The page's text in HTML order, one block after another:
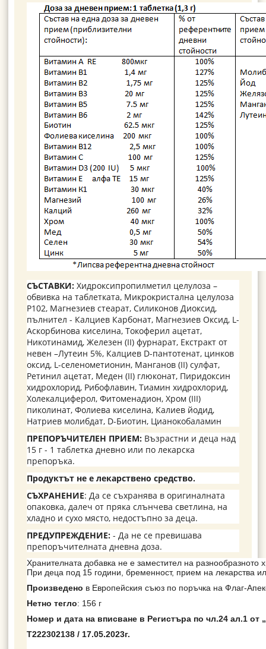
СЪСТАВКИ: Хидроксипропилметил целулоза –
обвивка на таблетката, Микрокристална целулоза
P102, Магнезиев стеарат, Силиконов Диоксид,
пълнител - Калциев Карбонат, Магнезиев Оксид, L-
Аскорбинова киселина, Токоферил ацетат,
Никотинамид, Железен (II) фурнарат, Екстракт от
невен –Лутеин 5%, Калциев D-пантотенат, цинков
оксид, L-селенометионин, Манганов (II) сулфат,
Ретинил ацетат, Меден (II) глюконат, Пиридоксин
хидрохлорид, Рибофлавин, Тиамин хидрохлорид,
Холекалциферол, Фитоменадион, Хром (III)
пиколинат, Фолиева киселина, Калиев йодид,
Натриев молибдат, D-Биотин, Цианокобаламин
ПРЕПОРЪЧИТЕЛЕН ПРИЕМ: Възрастни и деца над
15 г - 1 таблетка дневно или по лекарска
препоръка.
Продуктът не е лекарствено средство.
СЪХРАНЕНИЕ: Да се съхранява в оригиналната
опаковка, далеч от пряка слънчева светлина, на
хладно и сухо място, недостъпно за деца.
ПРЕДУПРЕЖДЕНИЕ: - Да не се превишава
препоръчителната дневна доза.
Хранителната добавка не е заместител на разнообразното
При деца под 15 години, бременност, прием на лекарства
Произведено в Европейския съюз по поръчка на Флаг-
Нетно тегло: 156 г
Номер и дата на вписване в Регистъра по чл.24 ал.1 от
Т222302138 / 17.05.2023г.